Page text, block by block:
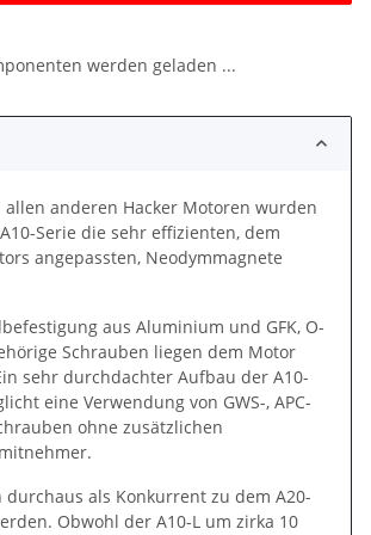
werden geladen ...
allen anderen Hacker Motoren wurden
Serie die sehr effizienten, dem
angepassten, Neodymmagnete
aus Aluminium und GFK, O-
Schrauben liegen dem Motor
sehr durchdachter Aufbau der A10-
eine Verwendung von GWS-, APC-
ohne zusätzlichen
durchaus als Konkurrent zu dem A20-
Obwohl der A10-L um zirka 10